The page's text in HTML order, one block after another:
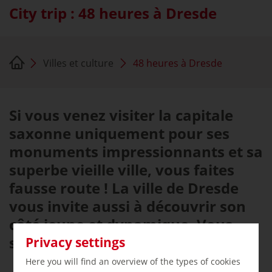
Privacy settings
Here you will find an overview of the types of cookies
City trip : 48 heures à Dresde
Villes et culture 48 heures à Dresde
Si vous venez visiter la capitale
saxonne uniquement pour ses
monuments impressionnants et sa
superbe vieille ville, vous faites
fausse route ! La ville de Dresde
vous invite aussi à découvrir son
côté jeune et dynamique. Vous
saurez tout dans cet article.